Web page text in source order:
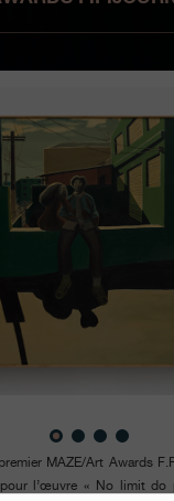
MAZE/Art Awards
l’œuvre « No limit do